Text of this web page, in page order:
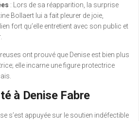
: Lors de sa réapparition, la surprise
Bollaert lui a fait pleurer de joie,
fort qu’elle entretient avec son public et
ont prouvé que Denise est bien plus
elle incarne une figure protectrice
à Denise Fabre
s’est appuyée sur le soutien indéfectible